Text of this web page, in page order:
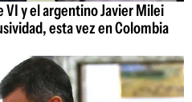
VI y el argentino Javier Milei
esta vez en Colombia